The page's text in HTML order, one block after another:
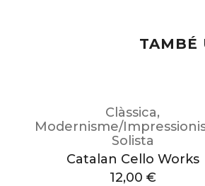
TAMBÉ
Clàssica,
Modernisme/
Solista
Catalan Cello Works
12,00 €